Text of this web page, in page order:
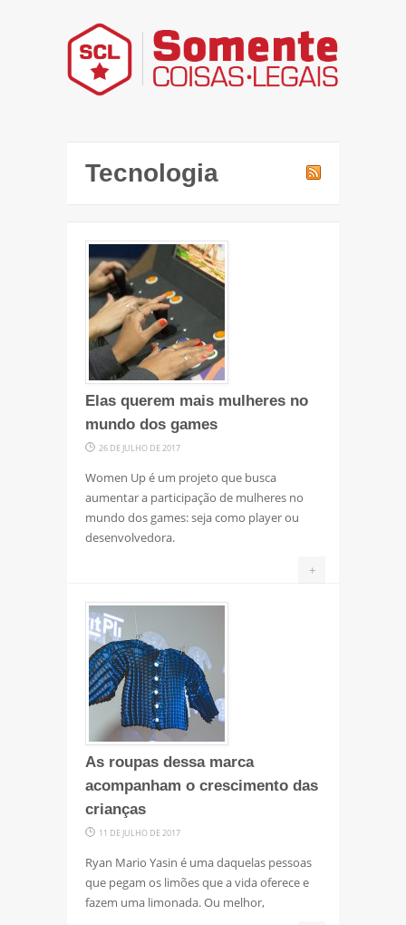
Tecnologia
Elas querem mais mulheres no
mundo dos games
26 DE JULHO DE 2017
Women Up é um projeto que busca
aumentar a participação de mulheres no
mundo dos games: seja como player ou
desenvolvedora.
+
As roupas dessa marca
acompanham o crescimento das
crianças
11 DE JULHO DE 2017
Ryan Mario Yasin é uma daquelas pessoas
que pegam os limões que a vida oferece e
fazem uma limonada. Ou melhor,